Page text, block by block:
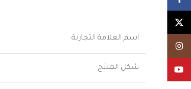
اسم العلامة التجارية
شكل المنتجYouTube